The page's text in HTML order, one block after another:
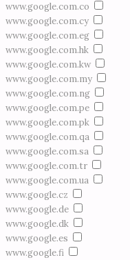
www.google.com.co
www.google.com.cy
www.google.com.eg
www.google.com.hk
www.google.com.kw
www.google.com.my
www.google.com.ng
www.google.com.pe
www.google.com.pk
www.google.com.qa
www.google.com.sa
www.google.com.tr
www.google.com.ua
www.google.cz
www.google.de
www.google.dk
www.google.es
www.google.fi